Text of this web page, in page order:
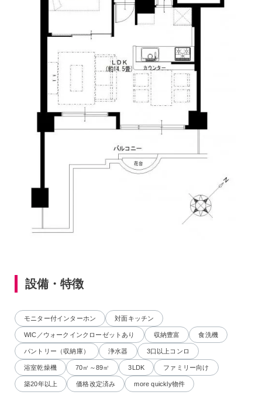
設備・特徴
モニター付インターホン 対面キッチン
WIC／ウォークインクローゼットあり 収納豊富 食洗機
パントリー（収納庫） 浄水器 3口以上コンロ
浴室乾燥機 70㎡～89㎡ 3LDK ファミリー向け
築20年以上 価格改定済み more quickly物件